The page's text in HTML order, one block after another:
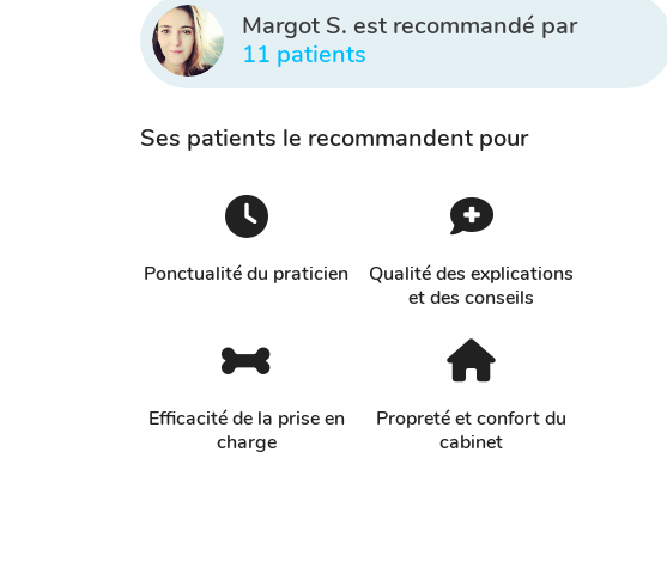
Margot S. est recommandé par
11 patients
Ses patients le recommandent pour
Ponctualité du praticien
Qualité des explications
et des conseils
Efficacité de la prise en
charge
Propreté et confort du
cabinet